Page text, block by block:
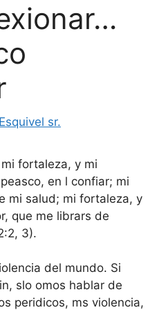
sr.
mi fortaleza, y mi
en l confiar; mi
mi salud; mi fortaleza, y
que me librars de
3).
del mundo. Si
slo omos hablar de
peridicos, ms violencia,